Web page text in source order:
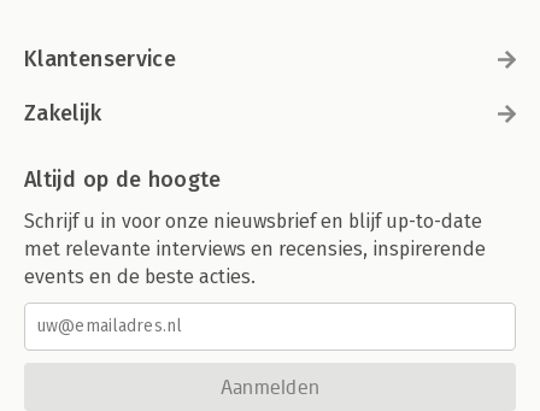
Klantenservice
Zakelijk
Altijd op de hoogte
Schrijf u in voor onze nieuwsbrief en blijf up-to-date
met relevante interviews en recensies, inspirerende
events en de beste acties.
Aanmelden